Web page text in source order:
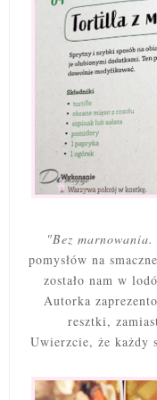
"Bez
pomysłów na
zostało nam w
Autorka
resztki,
Uwierzcie, że każdy